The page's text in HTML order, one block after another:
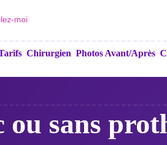
moi
Chirurgien Photos Avant/Après
sans